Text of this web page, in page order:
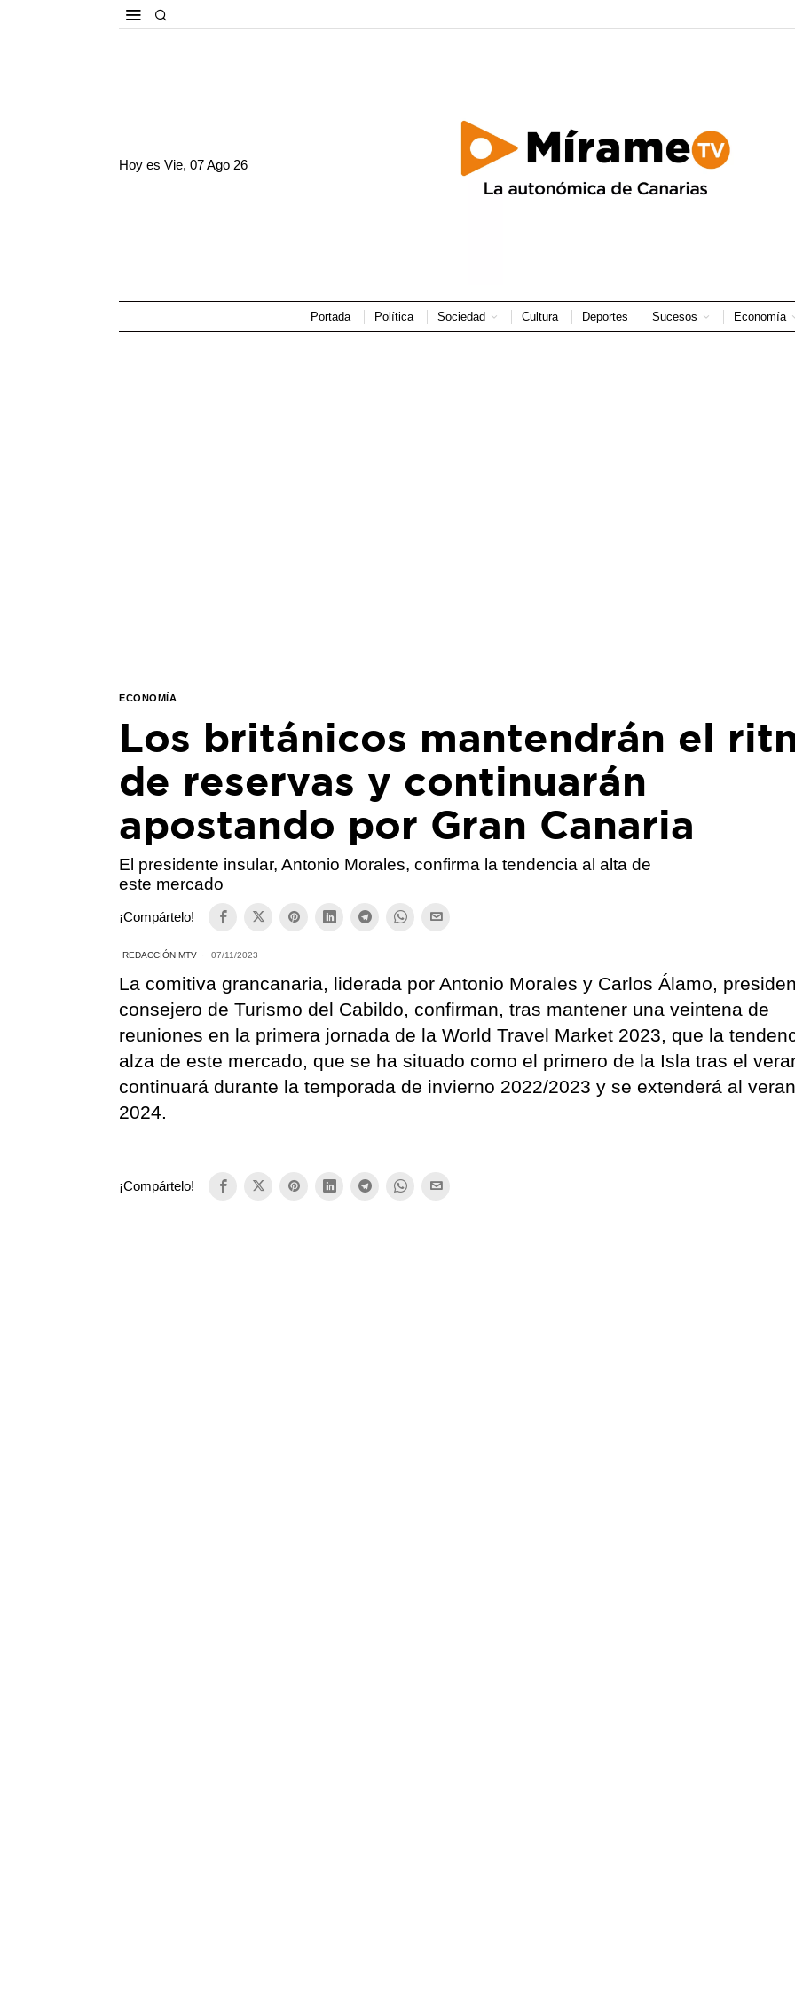
Hoy esVie, 07 Ago 26
Portada Política Sociedad Cultura Deportes Sucesos Economía
ECONOMÍA
Los británicos mantendrán el
de reservas y continuarán
apostando por Gran Canaria
El presidente insular, Antonio Morales, confirma la tendencia al alta de
este mercado
¡Compártelo!
REDACCIÓN MTV 07/11/2023
La comitiva grancanaria, liderada por Antonio Morales y Carlos Álamo,
consejero de Turismo del Cabildo, confirman, tras mantener una veintena de
reuniones en la primera jornada de la World Travel Market 2023, que la
alza de este mercado, que se ha situado como el primero de la Isla tras el
continuará durante la temporada de invierno 2022/2023 y se extenderá al
2024.
¡Compártelo!